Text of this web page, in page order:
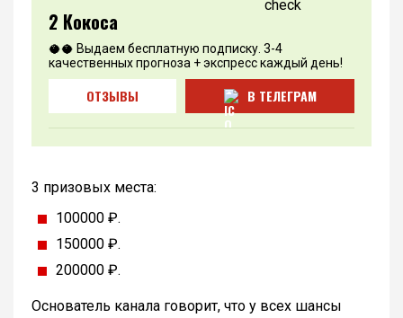
2 Кокоса
🥥🥥 Выдаем бесплатную подписку. 3-4
качественных прогноза + экспресс каждый день!
ОТЗЫВЫ В ТЕЛЕГРАМ
3 призовых места:
100000 ₽.
150000 ₽.
200000 ₽.
Основатель канала говорит, что у всех шансы